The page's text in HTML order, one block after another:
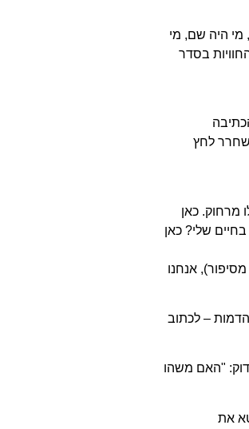
מי היה שם, מי
בסדר
לחץ
מרחוק. כאן
שלי? כאן
אנחנו
– לכתוב
"האם משהו
את